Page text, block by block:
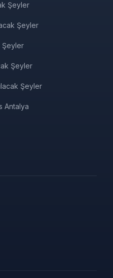
Şeyler
Şeyler
Şeyler
Şeyler
Şeyler
Antalya